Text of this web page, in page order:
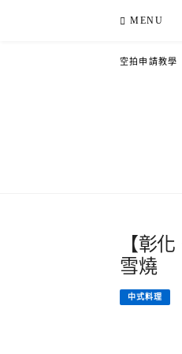
MENU
空拍申請教學
【彰
雪燒
中式料理